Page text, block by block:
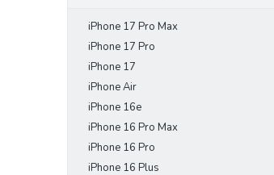
iPhone 17 Pro Max
iPhone 17 Pro
iPhone 17
iPhone Air
iPhone 16e
iPhone 16 Pro Max
iPhone 16 Pro
iPhone 16 Plus